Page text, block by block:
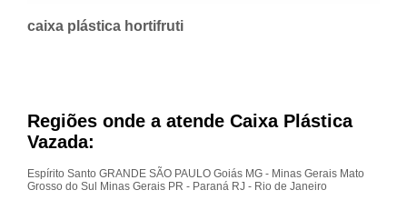
caixa plástica hortifruti
Regiões onde a atende Caixa Plástica
Vazada:
Espírito Santo GRANDE SÃO PAULO Goiás MG - Minas Gerais Mato
Grosso do Sul
Minas Gerais PR - Paraná RJ - Rio de Janeiro